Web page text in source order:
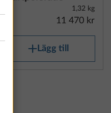
1,32 kg
11 470 kr
Lägg till